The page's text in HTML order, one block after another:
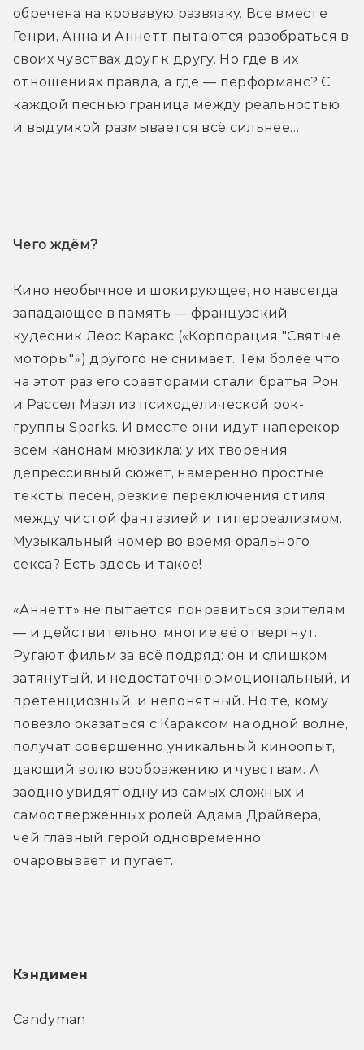
обречена на кровавую развязку. Все вместе
Генри, Анна и Аннетт пытаются разобраться в
своих чувствах друг к другу. Но где в их
отношениях правда, а где — перформанс? С
каждой песнью граница между реальностью
и выдумкой размывается всё сильнее…
Чего ждём?
Кино необычное и шокирующее, но навсегда
западающее в память — французский
кудесник Леос Каракс («Корпорация "Святые
моторы"») другого не снимает. Тем более что
на этот раз его соавторами стали братья Рон
и Рассел Маэл из психоделической рок-
группы Sparks. И вместе они идут наперекор
всем канонам мюзикла: у их творения
депрессивный сюжет, намеренно простые
тексты песен, резкие переключения стиля
между чистой фантазией и гиперреализмом.
Музыкальный номер во время орального
секса? Есть здесь и такое!
«Аннетт» не пытается понравиться зрителям
— и действительно, многие её отвергнут.
Ругают фильм за всё подряд: он и слишком
затянутый, и недостаточно эмоциональный, и
претенциозный, и непонятный. Но те, кому
повезло оказаться с Караксом на одной волне,
получат совершенно уникальный киноопыт,
дающий волю воображению и чувствам. А
заодно увидят одну из самых сложных и
самоотверженных ролей Адама Драйвера,
чей главный герой одновременно
очаровывает и пугает.
Кэндимен
Candyman